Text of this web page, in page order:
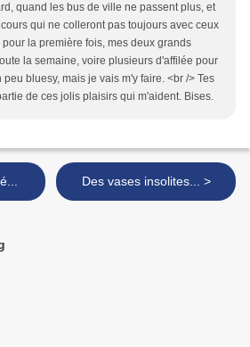
quand les bus de ville ne passent plus, et
qui ne colleront pas toujours avec ceux
pour la première fois, mes deux grands
la semaine, voire plusieurs d'affilée pour
peu bluesy, mais je vais m'y faire. <br /> Tes
de ces jolis plaisirs qui m'aident. Bises.
Des vases insolites... >